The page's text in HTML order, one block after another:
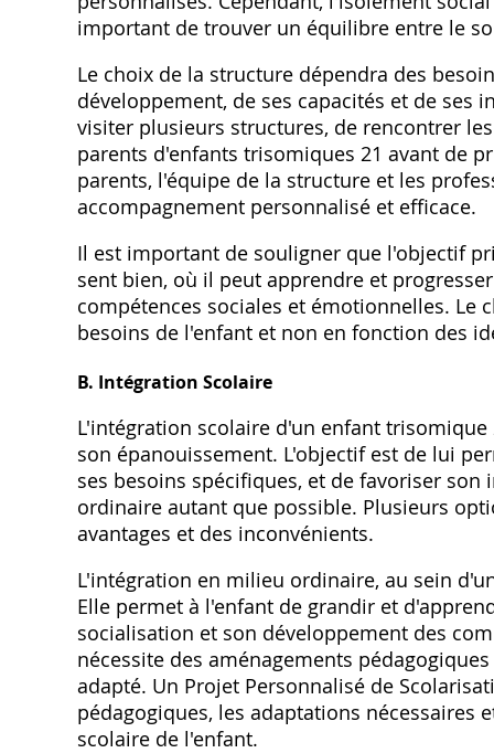
important de trouver un équilibre entre le
Le choix de la structure dépendra des
développement‚ de ses capacités et de
visiter plusieurs structures‚ de rencontrer
parents d'enfants trisomiques 21 avant de
parents‚ l'équipe de la structure et les
accompagnement personnalisé et efficace.
Il est important de souligner que l'objectif
sent bien‚ où il peut apprendre et
compétences sociales et émotionnelles.
besoins de l'enfant et non en fonction des
B. Intégration Scolaire
L'intégration scolaire d'un enfant
son épanouissement. L'objectif est de lui
ses besoins spécifiques‚ et de favoriser
ordinaire autant que possible. Plusieurs
avantages et des inconvénients.
L'intégration en milieu ordinaire‚ au sein
Elle permet à l'enfant de grandir et
socialisation et son développement des
nécessite des aménagements
adapté. Un Projet Personnalisé de
pédagogiques‚ les adaptations
scolaire de l'enfant.